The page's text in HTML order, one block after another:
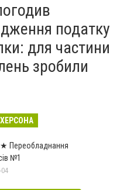
податку
для частини
зробили
Переобладнання
№1